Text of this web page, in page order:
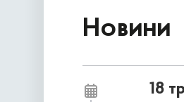
Новини
18